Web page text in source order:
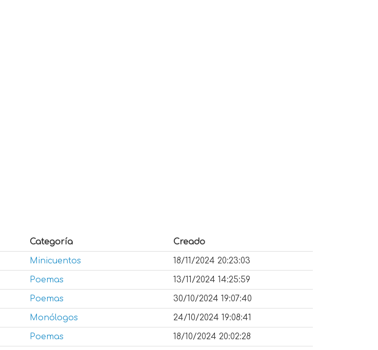
Categoría Creado
Minicuentos 18/11/2024 20:23:03
Poemas 13/11/2024 14:25:59
Poemas 30/10/2024 19:07:40
Monólogos 24/10/2024 19:08:41
Poemas 18/10/2024 20:02:28